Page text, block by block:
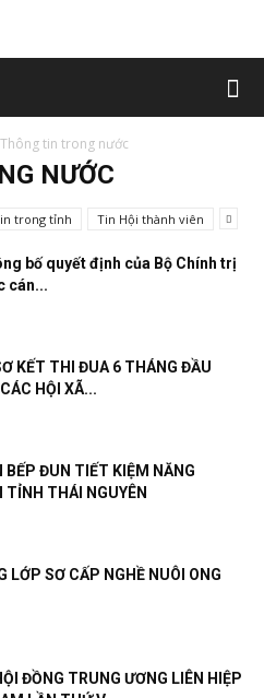
Thông tin trong nước
NƯỚC
trong tỉnh Tin Hội thành viên
bố quyết định của Bộ Chính trị
cán...
KẾT THI ĐUA 6 THÁNG ĐẦU
HỘI XÃ...
BẾP ĐUN TIẾT KIỆM NĂNG
TỈNH THÁI NGUYÊN
LỚP SƠ CẤP NGHỀ NUÔI ONG
ĐỒNG TRUNG ƯƠNG LIÊN HIỆP